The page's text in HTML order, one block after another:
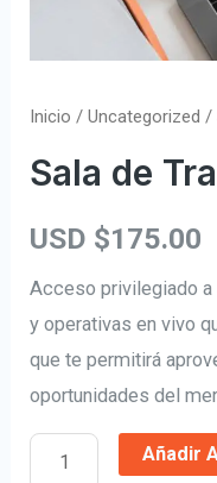
Inicio /Uncategorized /
Sala de
USD $175.00
Acceso privilegiado
y operativas en vivo
que te permitirá
oportunidades del
Añadir